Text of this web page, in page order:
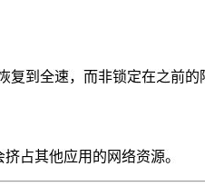
到全速，而非锁定在之前的
占其他应用的网络资源。